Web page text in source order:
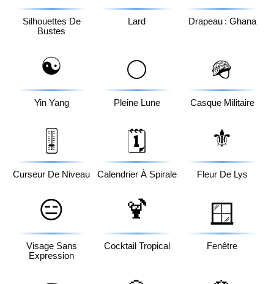
Silhouettes De
Bustes
Lard Drapeau : Ghana
☯️
Yin Yang
🌕
Pleine Lune
🪖
Casque Militaire
🎚️
Curseur De Niveau
🗓️
Calendrier À Spirale
⚜️
Fleur De Lys
😑
Visage Sans
Expression
🍹
Cocktail Tropical
🪟
Fenêtre